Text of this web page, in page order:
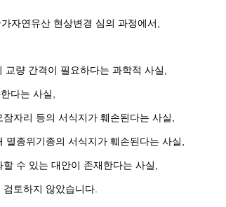
자연유산 현상변경 심의 과정에서,
량 간격이 필요하다는 과학적 사실,
다는 사실,
자리 등의 서식지가 훼손된다는 사실,
종위기종의 서식지가 훼손된다는 사실,
수 있는 대안이 존재한다는 사실,
토하지 않았습니다.